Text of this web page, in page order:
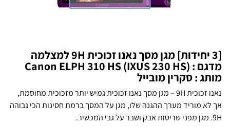
[3 יחידות] מגן מסך נאנו זכוכית 9H למצלמה
מדגם : Canon ELPH 310 HS (IXUS 230 HS)
מותג : סקרין מובייל
נאנו זכוכית 9H – מגן מסך נאנו זכוכית גמיש יותר מזכוכית מחוסמת,
אך לא מוריד מערך ההגנה שלו, מגן על המסך ברמת חסינות הכי גבוהה
9H. מגן מפני שריטות אבק ושבר על גבי המכשיר.